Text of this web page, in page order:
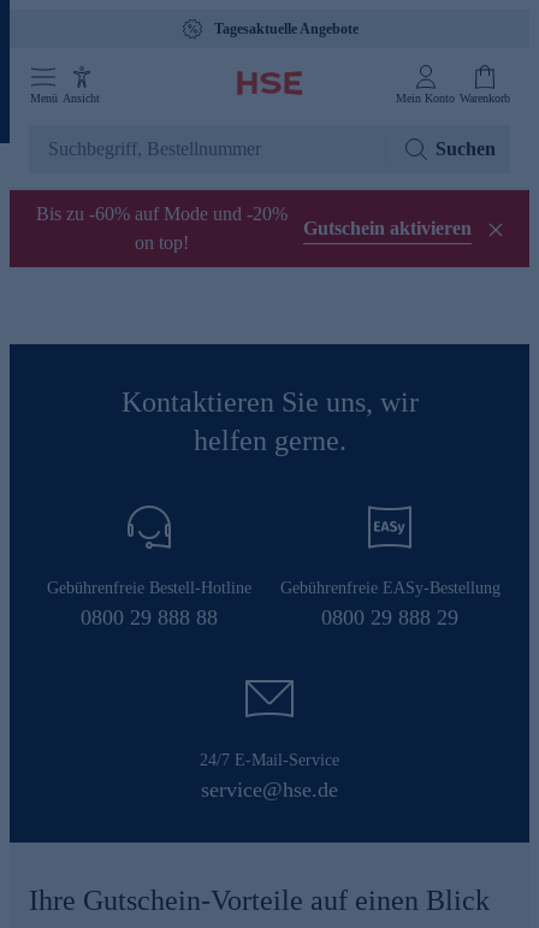
Tagesaktuelle Angebote
Menü Ansicht Mein Konto Warenkorb
Suchen
Bis zu -60% auf Mode und -20%
on top!
Gutschein aktivieren
Kontaktieren Sie uns, wir
helfen gerne.
Gebührenfreie Bestell-Hotline
0800 29 888 88
Gebührenfreie EASy-Bestellung
0800 29 888 29
24/7 E-Mail-Service
service@hse.de
Ihre Gutschein-Vorteile auf einen Blick